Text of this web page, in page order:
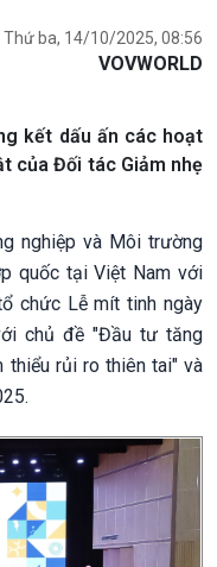
Thứ ba, 14/10/2025, 08:56
VOVWORLD
kết dấu ấn các hoạt
của Đối tác Giảm nhẹ
nghiệp và Môi trường
quốc tại Việt Nam với
chức Lễ mít tinh ngày
chủ đề "Đầu tư tăng
thiểu rủi ro thiên tai" và